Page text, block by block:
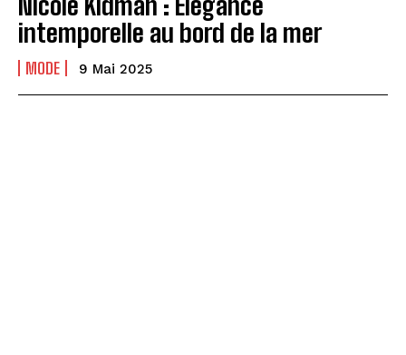
intemporelle au bord de la mer
MODE 9 Mai 2025